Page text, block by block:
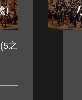
之